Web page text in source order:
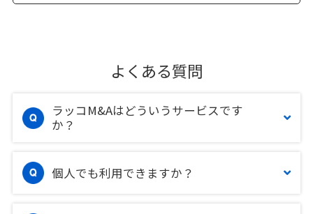
よくある質問
ラッコM&Aはどういうサービスです
か？
個人でも利用できますか？